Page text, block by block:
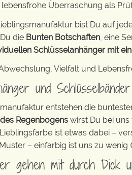
Überraschung als
bist Du auf
die Bunten Botschaften , eine
Schlüsselanhänger mit
Vielfalt und
und
entstehen die
Regenbogens wirst Du bei
ist etwas dabei –
– einfarbig ist uns zu wenig
gehen mit durch Dick